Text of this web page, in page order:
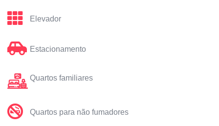
Elevador
Estacionamento
Quartos familiares
Quartos para não fumadores